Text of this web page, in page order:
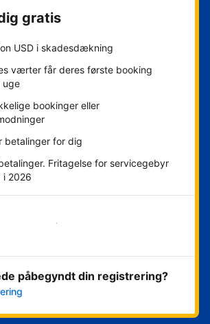
gratis
USD i skadesdækning
værter får deres første booking
uge
bookinger eller
betalinger for dig
Fritagelse for servicegebyr
i 2026
i gang med det samme
påbegyndt din registrering?